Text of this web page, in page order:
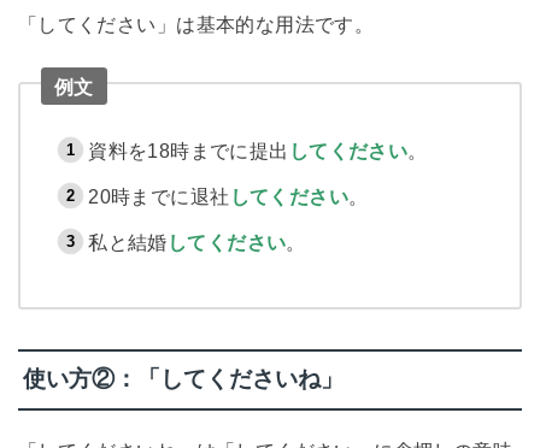
「してください」は基本的な用法です。
例文
資料を18時までに提出 してください。
20時までに退社 してください。
私と結婚 してください。
使い方②：「してくださいね」